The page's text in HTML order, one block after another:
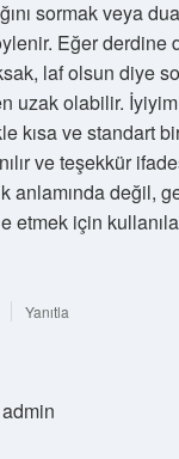
sormak veya
Eğer derdine
laf olsun diye
uzak olabilir.
kısa ve standart
ve teşekkür
anlamında değil,
etmek için
Yanıtla
admin